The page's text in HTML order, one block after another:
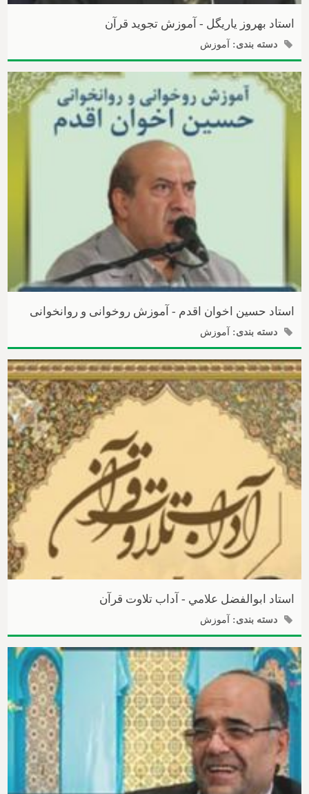
استاد بهروز یاریگل - آموزش تجوید قرآن
دسته بندی: آموزش
استاد حسین اخوان اقدم - آموزش روخوانی و روانخوانی
دسته بندی: آموزش
استاد ابوالفضل علامي - آداب تلاوت قرآن
دسته بندی: آموزش